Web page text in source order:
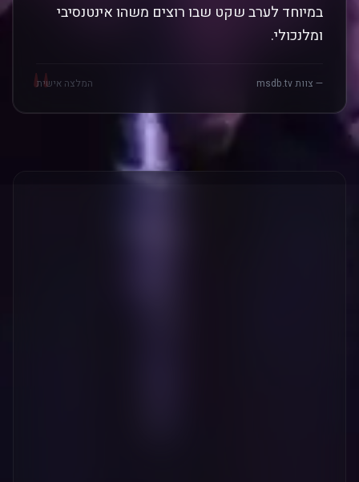
"
במיוחד לערב שקט שבו רוצים משהו אינטנסיבי
ומלנכולי.
— צוות msdb.tv המלצה אישית